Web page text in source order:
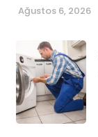
Ağustos 6, 2026